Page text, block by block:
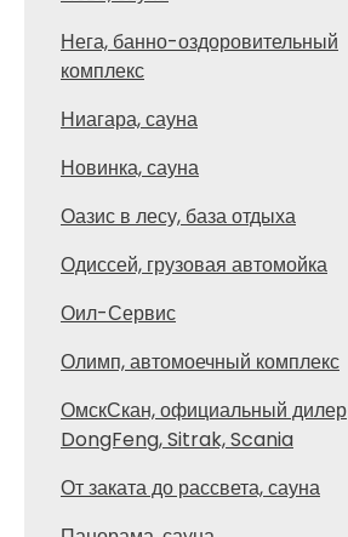
Нега, банно-оздоровительный
комплекс
Ниагара, сауна
Новинка, сауна
Оазис в лесу, база отдыха
Одиссей, грузовая автомойка
Оил-Сервис
Олимп, автомоечный комплекс
ОмскСкан, официальный дилер
DongFeng, Sitrak, Scania
От заката до рассвета, сауна